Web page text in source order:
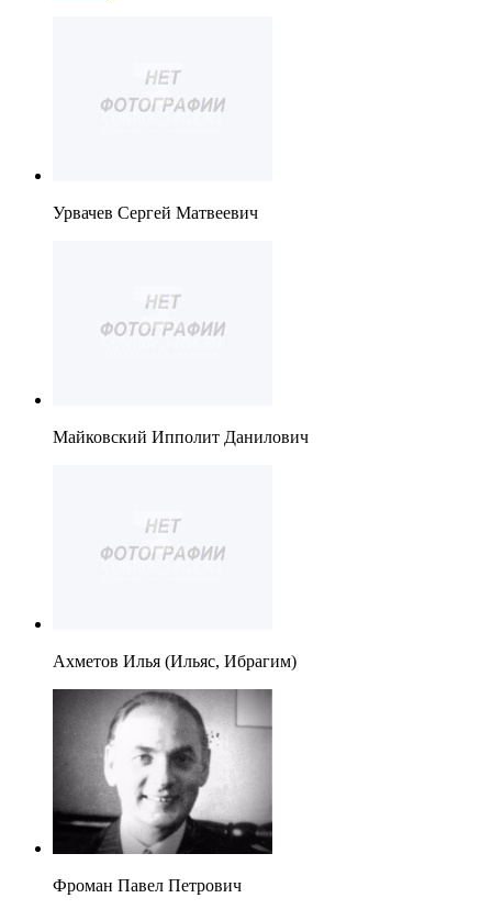
Урвачев Сергей Матвеевич
Майковский Ипполит Данилович
Ахметов Илья (Ильяс, Ибрагим)
Фроман Павел Петрович